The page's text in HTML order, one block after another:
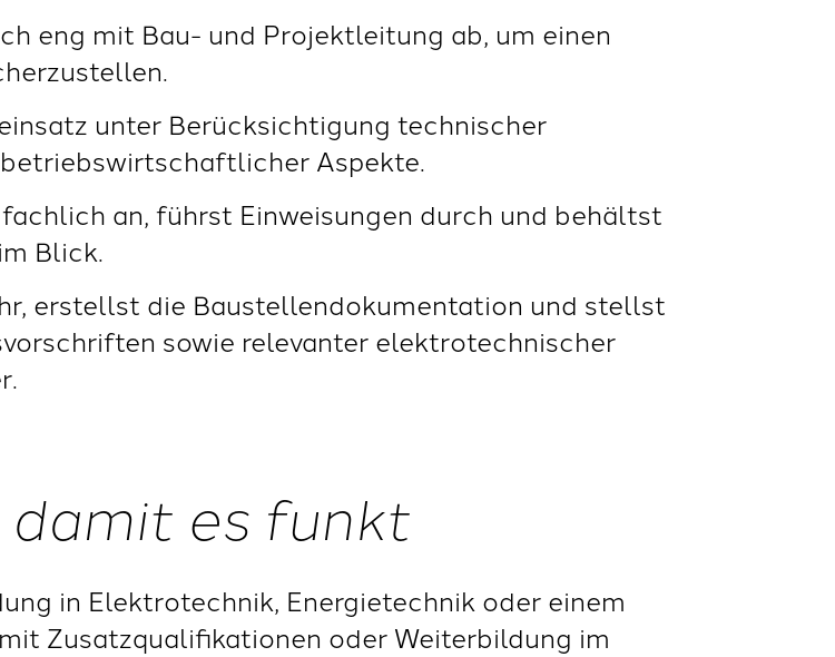
eng mit Bau- und Projektleitung ab, um einen
unter Berücksichtigung technischer
Aspekte.
an, führst Einweisungen durch und behältst
Blick.
erstellst die Baustellendokumentation und stellst
sowie relevanter elektrotechnischer
damit es funkt
in Elektrotechnik, Energietechnik oder einem
Zusatzqualifikationen oder Weiterbildung im